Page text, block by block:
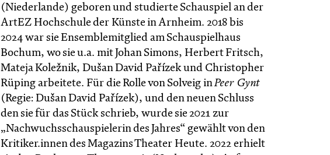
(Niederlande) geboren und studierte Schauspiel an der
ArtEZ Hochschule der Künste in Arnheim. 2018 bis
2024 war sie Ensemblemitglied am Schauspielhaus
Bochum, wo sie u.a. mit Johan Simons, Herbert Fritsch,
Mateja Koležnik, Dušan David Pařízek und Christopher
Rüping arbeitete. Für die Rolle von Solveig inPeer Gynt
(Regie: Dušan David Pařízek), und den neuen Schluss
den sie für das Stück schrieb, wurde sie 2021 zur
„Nachwuchsschauspielerin des Jahres“ gewählt von den
Kritiker.innen des Magazins Theater Heute. 2022 erhielt